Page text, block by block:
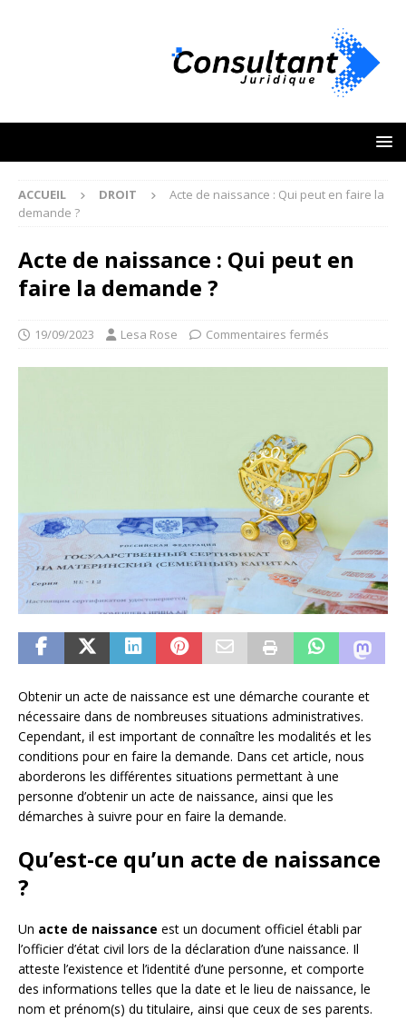
ACCUEIL DROIT
Acte de naissance : Qui peut en faire la
demande ?
Acte de naissance : Qui peut en
faire la demande ?
19/09/2023 Lesa Rose Commentaires fermés
Obtenir un acte de naissance est une démarche courante et
nécessaire dans de nombreuses situations administratives.
Cependant, il est important de connaître les modalités et les
conditions pour en faire la demande. Dans cet article, nous
aborderons les différentes situations permettant à une
personne d’obtenir un acte de naissance, ainsi que les
démarches à suivre pour en faire la demande.
Qu’est-ce qu’un acte de naissance
?
Un acte de naissance est un document officiel établi par
l’officier d’état civil lors de la déclaration d’une naissance. Il
atteste l’existence et l’identité d’une personne, et comporte
des informations telles que la date et le lieu de naissance, le
nom et prénom(s) du titulaire, ainsi que ceux de ses parents.